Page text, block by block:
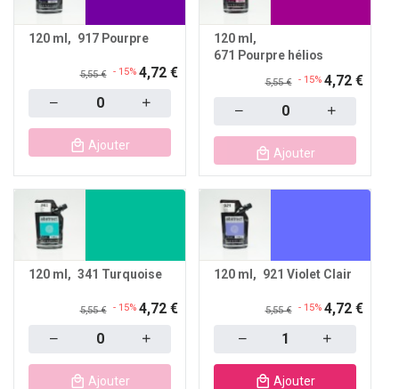
120 ml 917 Pourpre
5,55 € - 15% 4,72 €
Ajouter
120 ml
671 Pourpre hélios
5,55 € - 15% 4,72 €
Ajouter
120 ml 341 Turquoise
5,55 € - 15% 4,72 €
Ajouter
120 ml 921 Violet Clair
5,55 € - 15% 4,72 €
Ajouter